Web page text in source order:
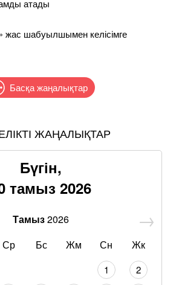
атады
жас шабуылшымен келісімге
Басқа жаңалықтар
ЖАҢАЛЫҚТАР
Бүгін,
тамыз 2026
Тамыз2026
Ср Бс Жм Сн Жк
1
2